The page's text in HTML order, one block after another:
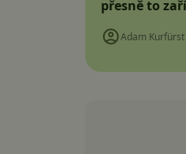
přesně to
Adam Kurfürst